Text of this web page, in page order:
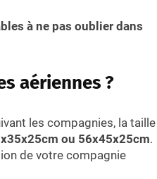
à ne pas oublier dans
aériennes ?
les compagnies, la taille
ou 56x45x25cm.
de votre compagnie